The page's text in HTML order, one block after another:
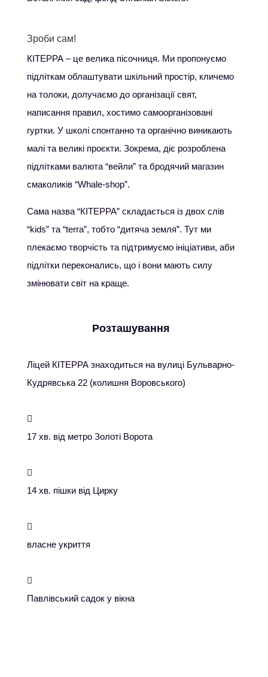
Зроби сам!
КІТЕРРА – це велика пісочниця. Ми пропонуємо
підліткам облаштувати шкільний простір, кличемо
на толоки, долучаємо до організації свят,
написання правил, хостимо самоорганізовані
гуртки. У школі спонтанно та органічно виникають
малі та великі проєкти. Зокрема, діє розроблена
підлітками валюта “вейли” та бродячий магазин
смаколиків “Whale-shop”.
Сама назва “КІТЕРРА” складається із двох слів
“kids” та “terra”, тобто “дитяча земля”. Тут ми
плекаємо творчість та підтримуємо ініціативи, аби
підлітки переконались, що і вони мають силу
змінювати світ на краще.
Розташування
Ліцей КІТЕРРА знаходиться на вулиці Бульварно-
Кудрявська 22 (колишня Воровського)

17 хв. від метро Золоті Ворота

14 хв. пішки від Цирку

власне укриття

Павлівський садок у вікна